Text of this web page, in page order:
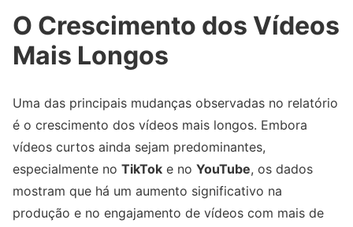
O Crescimento dos Vídeos
Mais Longos
Uma das principais mudanças observadas no relatório
é o crescimento dos vídeos mais longos. Embora
vídeos curtos ainda sejam predominantes,
especialmente no TikTok e no YouTube, os dados
mostram que há um aumento significativo na
produção e no engajamento de vídeos com mais de